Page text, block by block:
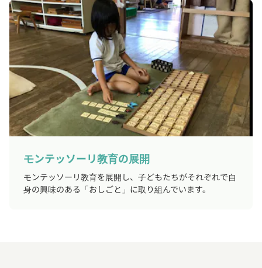
モンテッソーリ教育の展開
モンテッソーリ教育を展開し、子どもたちがそれぞれで自
身の興味のある「おしごと」に取り組んでいます。